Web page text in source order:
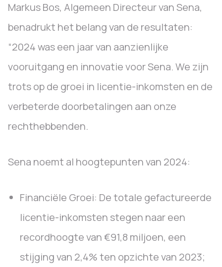
Markus Bos, Algemeen Directeur van Sena,
benadrukt het belang van de resultaten:
“2024 was een jaar van aanzienlijke
vooruitgang en innovatie voor Sena. We zijn
trots op de groei in licentie-inkomsten en de
verbeterde doorbetalingen aan onze
rechthebbenden.
Sena noemt al hoogtepunten van 2024:
Financiële Groei: De totale gefactureerde
licentie-inkomsten stegen naar een
recordhoogte van €91,8 miljoen, een
stijging van 2,4% ten opzichte van 2023;